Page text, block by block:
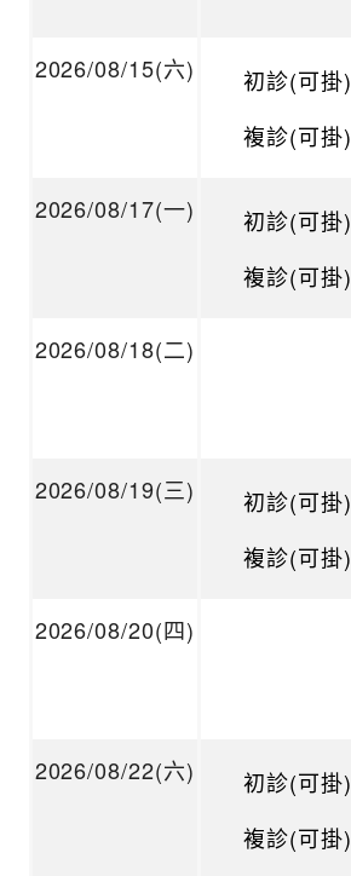
2026/08/15(六)
初診(可掛)
複診(可掛)
2026/08/17(一)
初診(可掛)
複診(可掛)
2026/08/18(二)
2026/08/19(三)
初診(可掛)
複診(可掛)
2026/08/20(四)
2026/08/22(六)
初診(可掛)
複診(可掛)